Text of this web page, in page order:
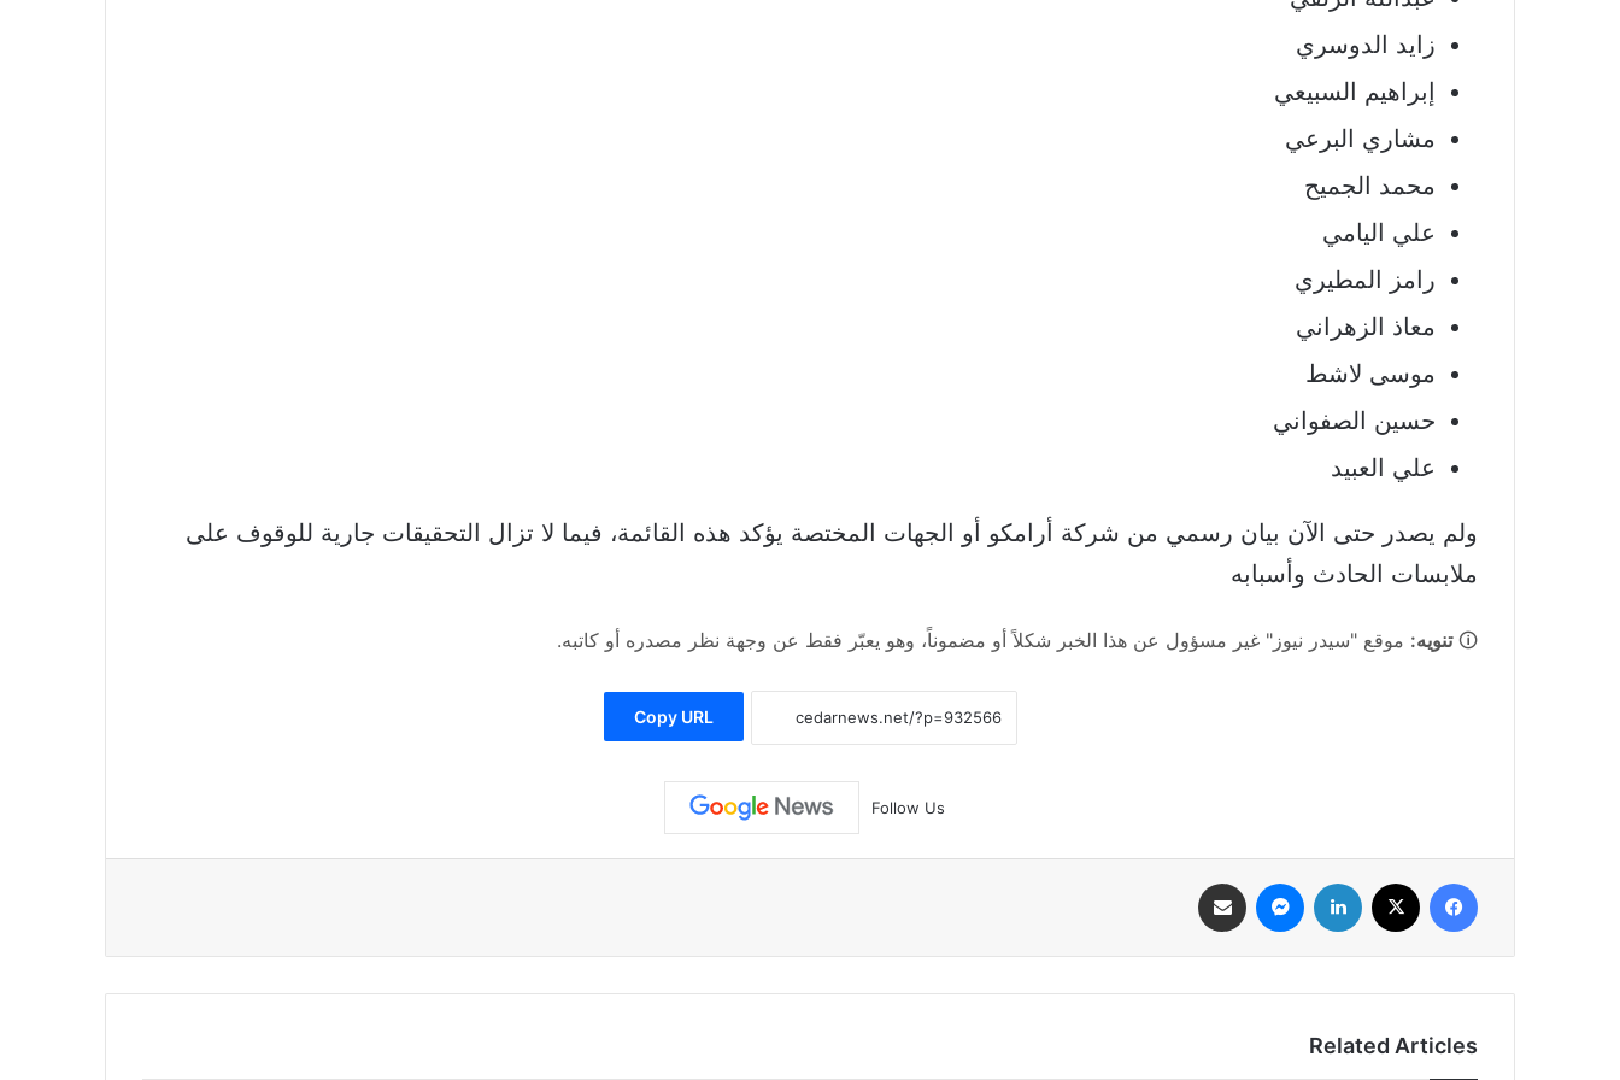
زايد الدوسري
إبراهيم السبيعي
مشاري البرعي
محمد الجميح
علي اليامي
رامز المطيري
معاذ الزهراني
موسى لاشط
حسين الصفواني
علي العبيد
ولم يصدر حتى الآن بيان رسمي من شركة أرامكو أو الجهات المختصة يؤكد هذه القائمة، فيما لا تزال التحقيقات جارية للوقوف على
ملابسات الحادث وأسبابه
🛈تنويه: موقع "سيدر نيوز" غير مسؤول عن هذا الخبر شكلاً أو مضموناً، وهو يعبّر فقط عن وجهة نظر مصدره أو كاتبه.
Copy URL
Follow Us
فيسبوك لينكدإن ماسنجر
Related Articles